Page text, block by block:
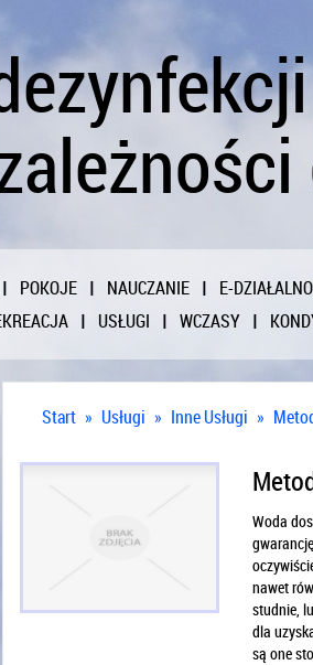
POKOJE NAUCZANIE E-
USŁUGI WCZASY
Start » Usługi » Inne Usługi »
Woda
nawet
studnie,
dla
są one